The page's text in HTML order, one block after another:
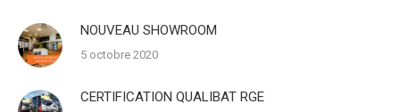
NOUVEAU SHOWROOM
5 octobre 2020
CERTIFICATION QUALIBAT RGE